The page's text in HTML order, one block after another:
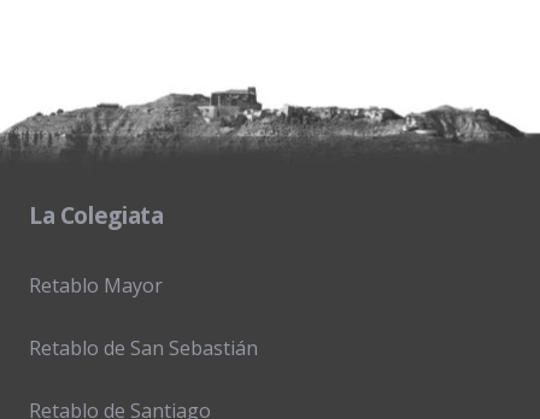
La Colegiata
Retablo Mayor
Retablo de San Sebastián
Retablo de Santiago